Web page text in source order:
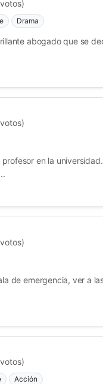
Drama
abogado que se
en la
de emergencia, ver a
Acción